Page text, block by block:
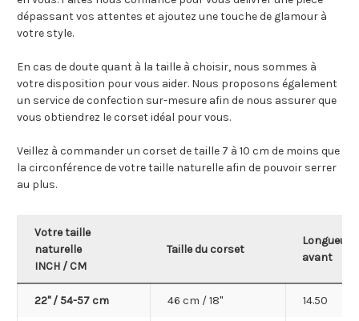
dépassant vos attentes et ajoutez une touche de glamour à
votre style.
En cas de doute quant à la taille à choisir, nous sommes à
votre disposition pour vous aider. Nous proposons également
un service de confection sur-mesure afin de nous assurer que
vous obtiendrez le corset idéal pour vous.
Veillez à commander un corset de taille 7 à 10 cm de moins que
la circonférence de votre taille naturelle afin de pouvoir serrer
au plus.
Votre taille
naturelle
INCH / CM
Taille du corset
Longueur
avant
22'' / 54-57 cm 46 cm / 18" 14.50